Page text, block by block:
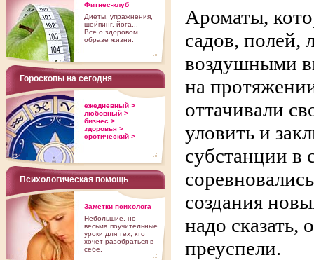
Ароматы,
садов, полей,
воздушными
на
оттачивали
уловить и
субстанции в
создания
надо сказать,
преуспели.
Фитнес-клуб
Диеты, упражнения,
шейпинг, йога...
Все о здоровом
образе жизни.
Гороскопы на сегодня
ежедневный >
любовный >
бизнес >
здоровья >
эротический >
Психологическая помощь
Заметки психолога
Небольшие, но
весьма поучительные
уроки для тех, кто
хочет разобраться в
себе.